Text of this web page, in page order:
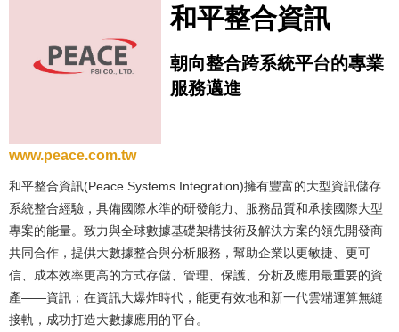
和平整合資訊
朝向整合跨系統平台的專業
服務邁進
www.peace.com.tw
和平整合資訊(Peace Systems Integration)擁有豐富的大型資訊儲存
系統整合經驗，具備國際水準的研發能力、服務品質和承接國際大型
專案的能量。致力與全球數據基礎架構技術及解決方案的領先開發商
共同合作，提供大數據整合與分析服務，幫助企業以更敏捷、更可
信、成本效率更高的方式存儲、管理、保護、分析及應用最重要的資
產——資訊；在資訊大爆炸時代，能更有效地和新一代雲端運算無縫
接軌，成功打造大數據應用的平台。